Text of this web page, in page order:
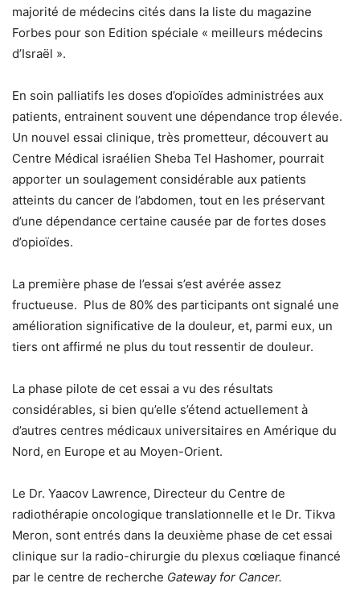
majorité de médecins cités dans la liste du magazine
Forbes pour son Edition spéciale « meilleurs médecins
d’Israël ».
En soin palliatifs les doses d’opioïdes administrées aux
patients, entrainent souvent une dépendance trop élevée.
Un nouvel essai clinique, très prometteur, découvert au
Centre Médical israélien Sheba Tel Hashomer, pourrait
apporter un soulagement considérable aux patients
atteints du cancer de l’abdomen, tout en les préservant
d’une dépendance certaine causée par de fortes doses
d’opioïdes.
La première phase de l’essai s’est avérée assez
fructueuse. Plus de 80% des participants ont signalé une
amélioration significative de la douleur, et, parmi eux, un
tiers ont affirmé ne plus du tout ressentir de douleur.
La phase pilote de cet essai a vu des résultats
considérables, si bien qu’elle s’étend actuellement à
d’autres centres médicaux universitaires en Amérique du
Nord, en Europe et au Moyen-Orient.
Le Dr. Yaacov Lawrence, Directeur du Centre de
radiothérapie oncologique translationnelle et le Dr. Tikva
Meron, sont entrés dans la deuxième phase de cet essai
clinique sur la radio-chirurgie du plexus cœliaque financé
par le centre de recherche Gateway for Cancer.